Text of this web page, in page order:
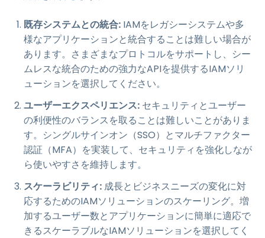
既存システムとの統合: IAMをレガシーシステムや多
様なアプリケーションと統合することは難しい場合が
あります。さまざまなプロトコルをサポートし、シー
ムレスな統合のための強力なAPIを提供するIAMソリ
ューションを選択してください。
ユーザーエクスペリエンス: セキュリティとユーザー
の利便性のバランスを取ることは難しいことがありま
す。シングルサインオン（SSO）とマルチファクター
認証（MFA）を実装して、セキュリティを強化しなが
ら使いやすさを維持します。
スケーラビリティ:成長とビジネスニーズの変化に対
応するためのIAMソリューションのスケーリング。増
加するユーザー数とアプリケーションに簡単に適応で
きるスケーラブルなIAMソリューションを選択してく